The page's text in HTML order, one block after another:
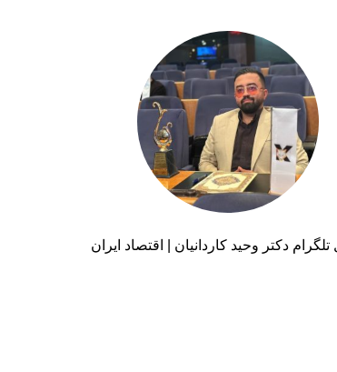
تلگرام دکتر وحید کاردانیان | اقتصاد ایران